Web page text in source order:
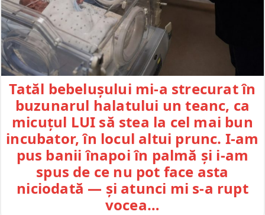
Tatăl bebelușului mi-a strecurat în
buzunarul halatului un teanc, ca
micuțul LUI să stea la cel mai bun
incubator, în locul altui prunc. I-am
pus banii înapoi în palmă și i-am
spus de ce nu pot face asta
niciodată — și atunci mi s-a rupt
vocea…